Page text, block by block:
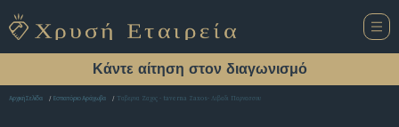
Κάντε αίτηση στον διαγωνισμό
Αρχική Σελίδα Εστιατόριο Αράχωβα Ταβερνα Ζαχος - taverna Zaxos- Λιβαδι Παρνασσου